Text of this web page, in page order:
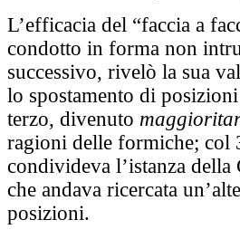
L’efficacia del “faccia a
condotto in forma non
successivo, rivelò la sua
lo spostamento di
terzo, divenuto
ragioni delle formiche; col
condivideva l’istanza della
che andava ricercata
posizioni.